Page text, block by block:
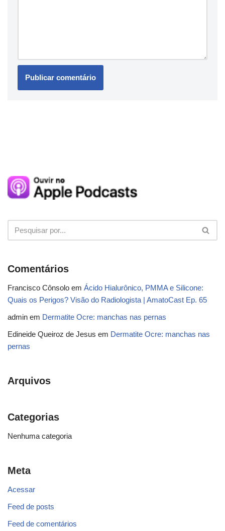
Comentários
Francisco Cônsolo em Ácido Hialurônico, PMMA e Silicone:
Quais os Perigos? Visão do Radiologista | AmatoCast Ep. 65
admin em Dermatite Ocre: manchas nas pernas
Edineide Queiroz de Jesus em Dermatite Ocre: manchas nas
pernas
Arquivos
Categorias
Nenhuma categoria
Meta
Acessar
Feed de posts
Feed de comentários